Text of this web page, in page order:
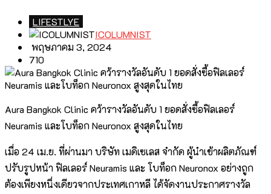
LIFESTLYE
ICOLUMNIST
พฤษภาคม 3, 2024
710
Aura Bangkok Clinic คว้ารางวัลอันดับ 1 ยอดสั่งซื้อฟิลเลอร์
Neuramis และโบท็อก Neuronox สูงสุดในไทย
เมื่อ 24 เม.ย. ที่ผ่านมา บริษัท เมดิเซเลส จำกัด ผู้นำเข้าผลิตภัณฑ์
ปรับรูปหน้า ฟิลเลอร์ Neuramis และ โบท็อก Neuronox อย่างถูก
ต้องเพียงหนึ่งเดียวจากประเทศเกาหลี ได้จัดงานประกาศรางวัล